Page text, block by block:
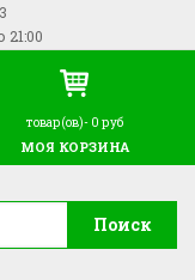
21:00
Поиск
товар(ов)- 0 руб
МОЯ КОРЗИНА